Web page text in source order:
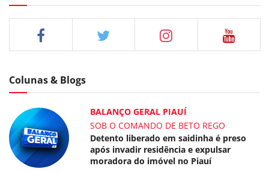
Colunas & Blogs
BALANÇO GERAL PIAUÍ
SOB O COMANDO DE BETO REGO
Detento liberado em saidinha é preso
após invadir residência e expulsar
moradora do imóvel no Piauí